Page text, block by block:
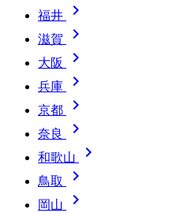
福井 
滋賀 
大阪 
兵庫 
京都 
奈良 
和歌山 
鳥取 
岡山 